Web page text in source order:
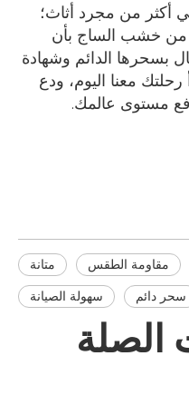
أكثر من مجرد أثاث؛
من خشب الساج بأن
بسحرها الدائم وشهادة
معنا اليوم، ودع
مستوى عالمك.
متانة مقاومة الطقس
سهولة الصيانة
سحر دائم
الصلة